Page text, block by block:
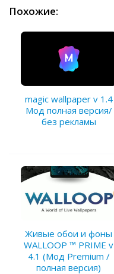
Похожие:
magic wallpaper v 1.4
Мод полная версия/
без рекламы
Живые обои и фоны
WALLOOP ™ PRIME v
4.1 (Мод Premium /
полная версия)